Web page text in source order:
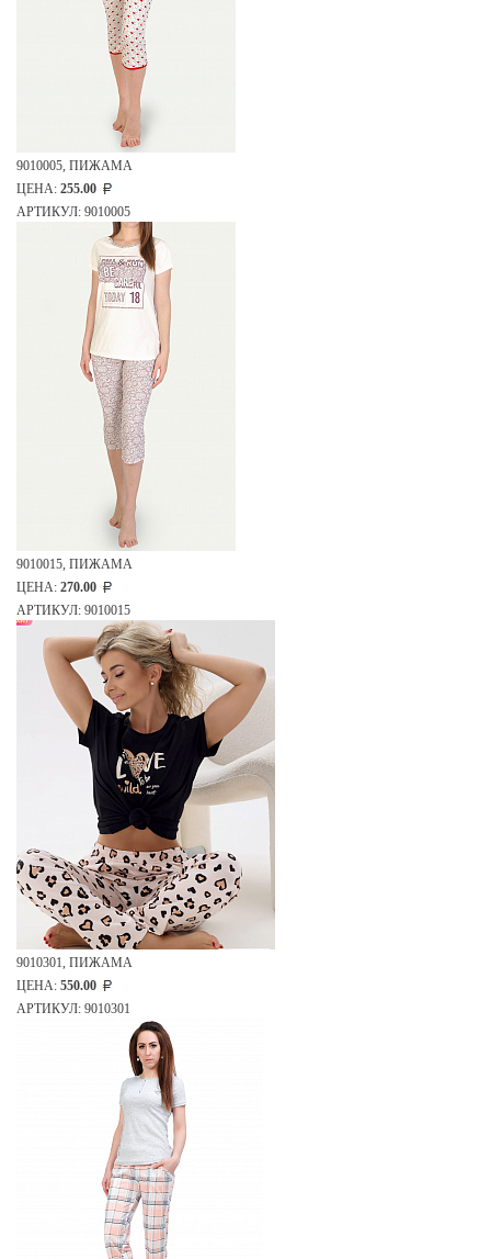
9010005, ПИЖАМА
ЦЕНА: 255.00
АРТИКУЛ: 9010005
9010015, ПИЖАМА
ЦЕНА: 270.00
АРТИКУЛ: 9010015
9010301, ПИЖАМА
ЦЕНА: 550.00
АРТИКУЛ: 9010301